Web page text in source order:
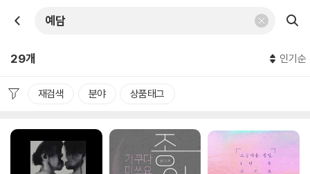
29개 인기순
재검색 분야 상품태그